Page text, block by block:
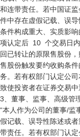
和连带责任。若中国证
件中存在虚假记载、误
条件构成重大、实质影
项认定后  10  个交易日
回已转让的原限售股份
售股份触发要约收购条
务。若有权部门认定公
致使投资者在证券交易
3、董事、监事、高级管
“本人作为公司的董事/监
假记载、误导性陈述或
带责任。若有权部门认